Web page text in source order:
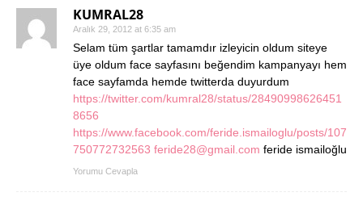
KUMRAL28
Aralık 29, 2012 at 6:35 am
Selam tüm şartlar tamamdır izleyicin oldum siteye
üye oldum face sayfasını beğendim kampanyayı hem
face sayfamda hemde twitterda duyurdum
https://twitter.com/kumral28/status/28490998626451
8656
https://www.facebook.com/feride.ismailoglu/posts/107
750772732563 feride28@gmail.com feride ismailoğlu
Yorumu Cevapla